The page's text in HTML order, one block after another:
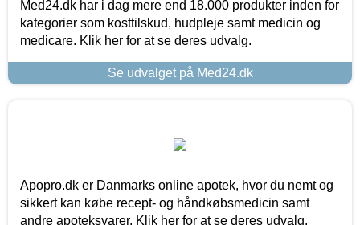
Med24.dk har i dag mere end 18.000 produkter inden for
kategorier som kosttilskud, hudpleje samt medicin og
medicare. Klik her for at se deres udvalg.
Se udvalget på Med24.dk
Apopro.dk er Danmarks online apotek, hvor du nemt og
sikkert kan købe recept- og håndkøbsmedicin samt
andre apoteksvarer. Klik her for at se deres udvalg.